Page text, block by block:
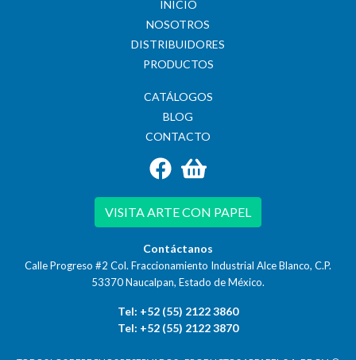
INICIO
NOSOTROS
DISTRIBUIDORES
PRODUCTOS
CATÁLOGOS
BLOG
CONTACTO
VISITA ARTE CON PAPEL
Contáctanos
Calle Progreso #2 Col. Fraccionamiento Industrial Alce Blanco, C.P.
53370Naucalpan, Estado de México.
Tel: +52 (55) 2122 3860
Tel: +52 (55) 2122 3870